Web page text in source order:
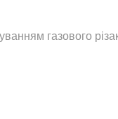
газового